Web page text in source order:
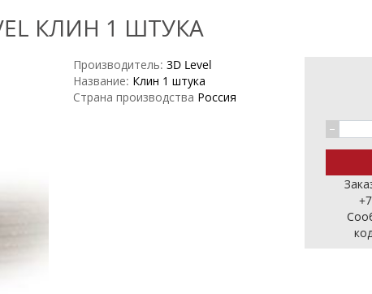
КЛИН 1 ШТУКА
Производитель: 3D Level
Название: Клин 1 штука
Страна производства Россия